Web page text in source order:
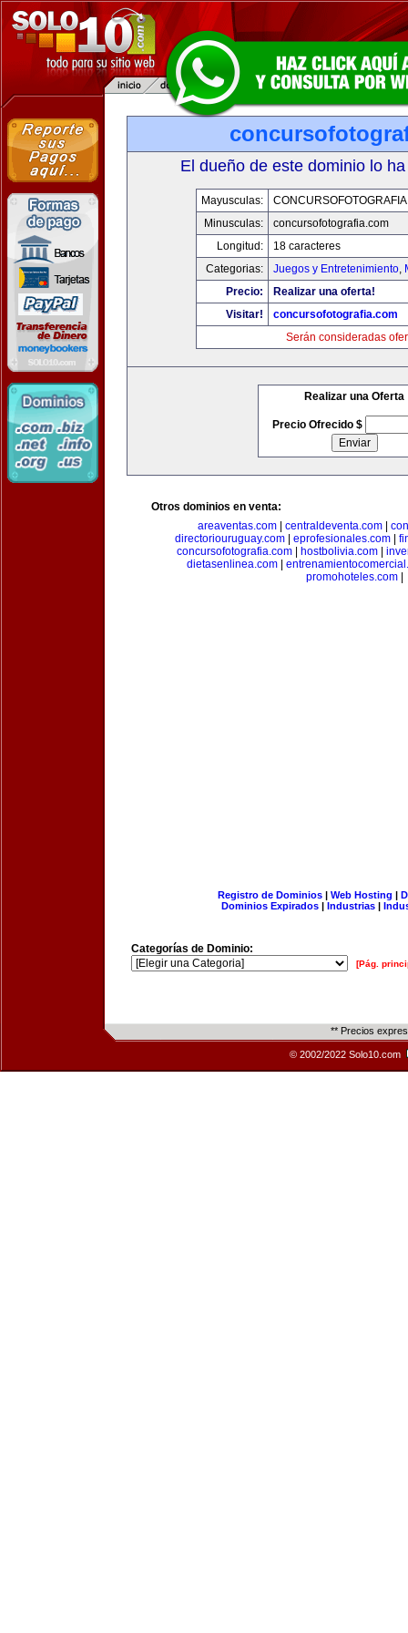
El dueño de este dominio lo
Mayusculas:
Minusculas:
concursofotografia.com
Longitud:
18 caracteres
Categorias:
Juegos y Entretenimiento,
Precio:
Realizar una oferta!
Visitar!
concursofotografia.com
Serán consideradas
Realizar una Oferta
Precio Ofrecido $
Otros dominios en venta:
areaventas.com
centraldeventa.com
directoriouruguay.com
eprofesionales.com
concursofotografia.com| hostbolivia.com|
dietasenlinea.com|
promohoteles.com|
Registro de Dominios| Web Hosting |
Dominios Expirados | Industrias |
Categorías de Dominio:
[Pág.
** Precios
© 2002/2022 Solo10.com